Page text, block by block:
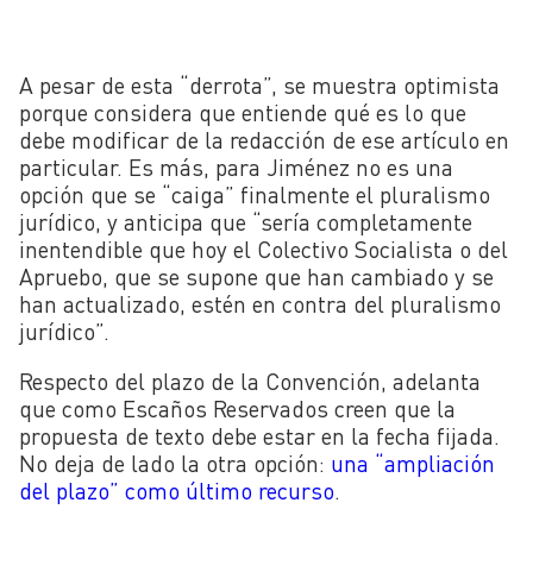
A pesar de esta “derrota”, se muestra optimista
porque considera que entiende qué es lo que
debe modificar de la redacción de ese artículo en
particular. Es más, para Jiménez no es una
opción que se “caiga” finalmente el pluralismo
jurídico, y anticipa que “sería completamente
inentendible que hoy el Colectivo Socialista o del
Apruebo, que se supone que han cambiado y se
han actualizado, estén en contra del pluralismo
jurídico”.
Respecto del plazo de la Convención, adelanta
que como Escaños Reservados creen que la
propuesta de texto debe estar en la fecha fijada.
No deja de lado la otra opción: una “ampliación
del plazo” como último recurso.